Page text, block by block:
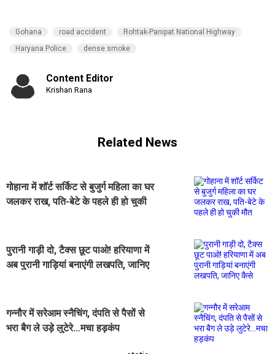
Gohana road accident
Rohtak-Panipat National Highway
Haryana Police
dense smoke
Content Editor
Krishan Rana
Related News
गोहाना में शॉर्ट सर्किट से बुजुर्ग महिला का घर
जलकर राख, पति-बेटे के पहले ही हो चुकी
पुरानी गाड़ी दो, टैक्स छूट पाओ! हरियाणा में
अब पुरानी गाड़ियां बनाएंगी लखपति, जानिए
गन्नौर में सरेआम स्नैचिंग, दंपति से पैसों से
भरा बैग ले उड़े लुटेरे...मचा हड़कंप